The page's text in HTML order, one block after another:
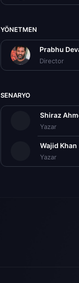
YÖNETMEN
Prabhu
Director
SENARYO
Shiraz
Yazar
Wajid Khan
Yazar